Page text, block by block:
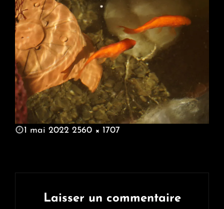
POSTED
1 mai 2022 2560 × 1707
Laisser un commentaire